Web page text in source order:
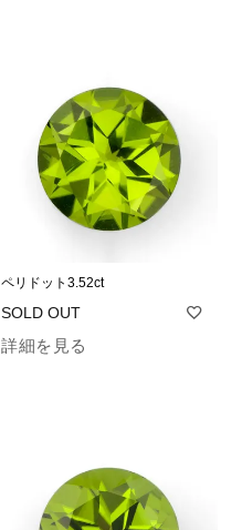
ペリドット3.52ct
詳細を見る